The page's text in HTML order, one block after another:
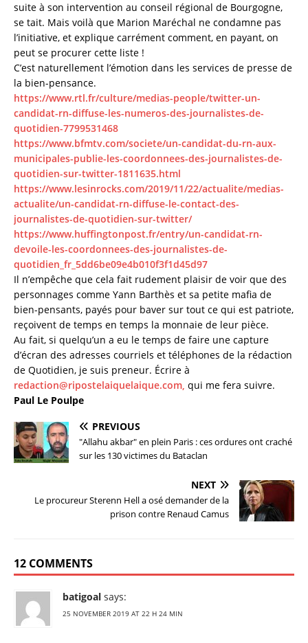
suite à son intervention au conseil régional de Bourgogne,
se tait. Mais voilà que Marion Maréchal ne condamne pas
l’initiative, et explique carrément comment, en payant, on
peut se procurer cette liste !
C’est naturellement l’émotion dans les services de presse de
la bien-pensance.
https://www.rtl.fr/culture/medias-people/twitter-un-
candidat-rn-diffuse-les-numeros-des-journalistes-de-
quotidien-7799531468
https://www.bfmtv.com/societe/un-candidat-du-rn-aux-
municipales-publie-les-coordonnees-des-journalistes-de-
quotidien-sur-twitter-1811635.html
https://www.lesinrocks.com/2019/11/22/actualite/medias-
actualite/un-candidat-rn-diffuse-le-contact-des-
journalistes-de-quotidien-sur-twitter/
https://www.huffingtonpost.fr/entry/un-candidat-rn-
devoile-les-coordonnees-des-journalistes-de-
quotidien_fr_5dd6be09e4b010f3f1d45d97
Il n’empêche que cela fait rudement plaisir de voir que des
personnages comme Yann Barthès et sa petite mafia de
bien-pensants, payés pour baver sur tout ce qui est patriote,
reçoivent de temps en temps la monnaie de leur pièce.
Au fait, si quelqu’un a eu le temps de faire une capture
d’écran des adresses courriels et téléphones de la rédaction
de Quotidien, je suis preneur. Écrire à
redaction@ripostelaiquelaique.com, qui me fera suivre.
Paul Le Poulpe
PREVIOUS
"Allahu akbar" en plein Paris : ces ordures ont craché
sur les 130 victimes du Bataclan
NEXT
Le procureur Sterenn Hell a osé demander de la
prison contre Renaud Camus
12 COMMENTS
batigoal says:
25 NOVEMBER 2019 AT 22 H 24 MIN